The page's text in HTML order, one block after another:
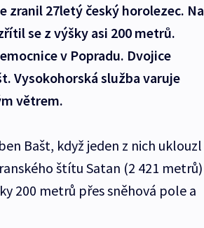
zranil 27letý český horolezec. Na
se z výšky asi 200 metrů.
v Popradu. Dvojice
Vysokohorská služba varuje
větrem.
Bašt, když jeden z nich uklouzl
štítu Satan (2 421 metrů)
200 metrů přes sněhová pole a